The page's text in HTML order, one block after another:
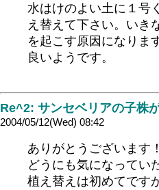
水はけのよい土に１号
え替えて下さい。いき
を起こす原因になりま
良いようです。
Re^2: サンセベリアの子株
2004/05/12(Wed) 08:42
ありがとうございます！
どうにも気になってい
植え替えは初めてです